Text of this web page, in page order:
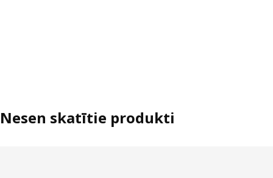
Nesen skatītie produkti